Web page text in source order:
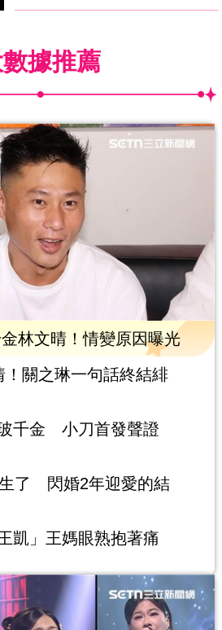
據推薦
林文晴！情變原因曝光
關之琳一句話終結緋
千金 小刀首發聲證
了 閃婚2年迎愛的結
凱」王媽眼熟抱著痛